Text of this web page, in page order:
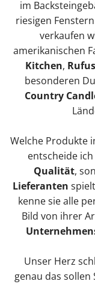
im
riesigen
verkaufen
amerikanischen
Kitchen,
besonderen
Country
Welche Produkte
entscheide
Qualität,
Lieferanten
kenne sie alle
Bild von ihrer
Unser Herz
genau das sollen